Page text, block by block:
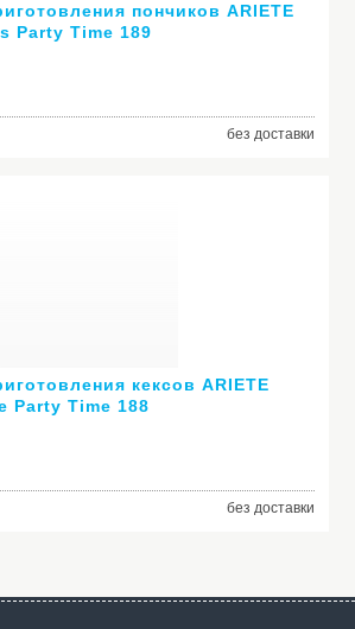
пончиков ARIETE
Party Time 189
без доставки
кексов ARIETE
Party Time 188
без доставки